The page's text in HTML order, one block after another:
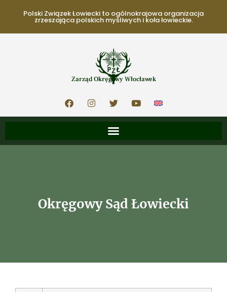
Polski Związek Łowiecki to ogólnokrajowa organizacja
zrzeszająca polskich myśliwych i koła łowieckie.
Zarząd Okręgowy Włocławek
Okręgowy Sąd Łowiecki